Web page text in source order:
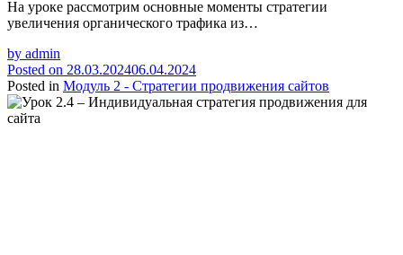
На уроке рассмотрим основные моменты стратегии
увеличения органического трафика из…
by admin
Posted on 28.03.202406.04.2024
Posted in Модуль 2 - Стратегии продвижения сайтов